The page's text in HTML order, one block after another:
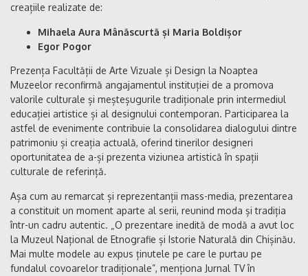
creațiile realizate de:
Mihaela Aura Mânăscurtă și Maria Boldișor
Egor Pogor
Prezența Facultății de Arte Vizuale și Design la Noaptea
Muzeelor reconfirmă angajamentul instituției de a promova
valorile culturale și meșteșugurile tradiționale prin intermediul
educației artistice și al designului contemporan. Participarea la
astfel de evenimente contribuie la consolidarea dialogului dintre
patrimoniu și creația actuală, oferind tinerilor designeri
oportunitatea de a-și prezenta viziunea artistică în spații
culturale de referință.
Așa cum au remarcat și reprezentanții mass-media, prezentarea
a constituit un moment aparte al serii, reunind moda și tradiția
într-un cadru autentic. „O prezentare inedită de modă a avut loc
la Muzeul Național de Etnografie și Istorie Naturală din Chișinău.
Mai multe modele au expus ținutele pe care le purtau pe
fundalul covoarelor tradiționale”, menționa Jurnal TV în